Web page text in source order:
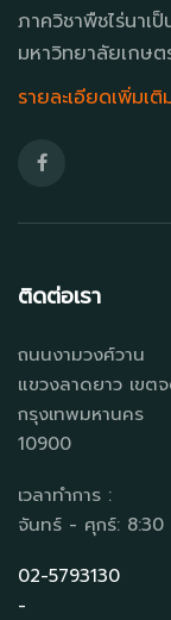
ภาควิชาพืชไร่นาเ
มหาวิทยาลัยเกษ
รายละเอียดเพิ่มเติ
ติดต่อเรา
ถนนงามวงศ์วาน
แขวงลาดยาว เขต
กรุงเทพมหานคร
10900
เวลาทำการ :
จันทร์ - ศุกร์: 8:30
02-5793130
-